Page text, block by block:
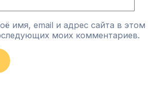
имя, email и адрес сайта в этом
моих комментариев.